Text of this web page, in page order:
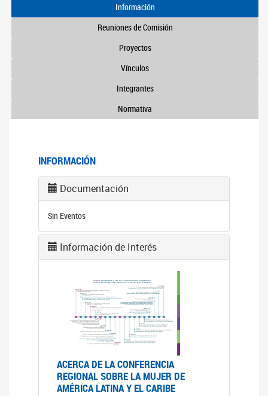
Información
Reuniones de Comisión
Proyectos
Vínculos
Integrantes
Normativa
INFORMACIÓN
Documentación
Sin Eventos
Información de Interés
ACERCA DE LA CONFERENCIA
REGIONAL SOBRE LA MUJER DE
AMÉRICA LATINA Y EL CARIBE